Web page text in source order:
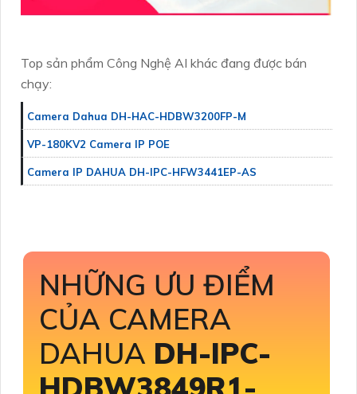
Top sản phẩm Công Nghệ AI khác đang được bán
chạy:
Camera Dahua DH-HAC-HDBW3200FP-M
VP-180KV2 Camera IP POE
Camera IP DAHUA DH-IPC-HFW3441EP-AS
NHỮNG ƯU ĐIỂM
CỦA CAMERA
DAHUA DH-IPC-